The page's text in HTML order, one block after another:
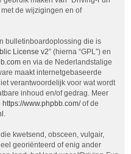
de wijzigingen en of
bulletinboardoplossing die is
License v2” (hierna “GPL”) en
en via de Nederlandstalige
maakt internetgebaseerde
verantwoordelijk voor wat wordt
inhoud en/of gedrag. Meer
https://www.phpbb.com/of de
.
kwetsend, obsceen, vulgair,
georiënteerd of enig ander